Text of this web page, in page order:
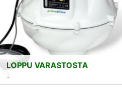
LOPPU VARASTOSTA